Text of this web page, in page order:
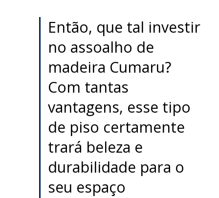
Então, que tal investir
no assoalho de
madeira Cumaru?
Com tantas
vantagens, esse tipo
de piso certamente
trará beleza e
durabilidade para o
seu espaço